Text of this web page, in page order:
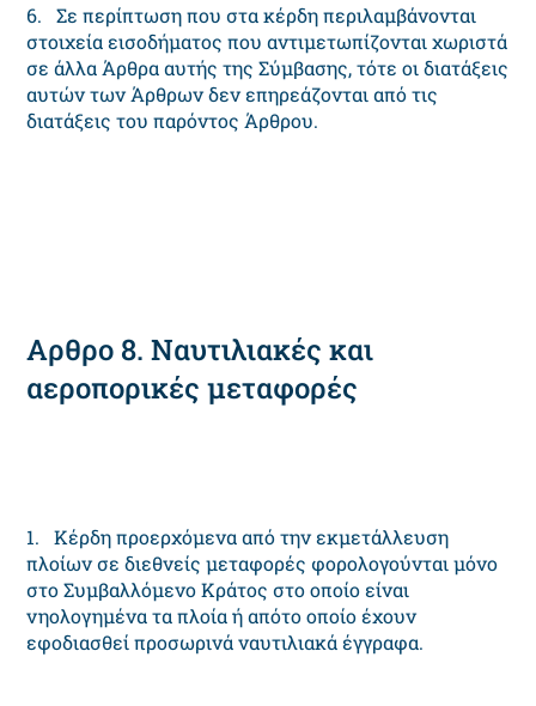
6. Σε περίπτωση που στα κέρδη περιλαμβάνονται
στοιχεία εισοδήματος που αντιμετωπίζονται χωριστά
σε άλλα Άρθρα αυτής της Σύμβασης, τότε οι διατάξεις
αυτών των Άρθρων δεν επηρεάζονται από τις
διατάξεις του παρόντος Άρθρου.
Αρθρο 8. Ναυτιλιακές και
αεροπορικές μεταφορές
1. Κέρδη προερχόμενα από την εκμετάλλευση
πλοίων σε διεθνείς μεταφορές φορολογούνται μόνο
στο Συμβαλλόμενο Κράτος στο οποίο είναι
νηολογημένα τα πλοία ή απότο οποίο έχουν
εφοδιασθεί προσωρινά ναυτιλιακά έγγραφα.